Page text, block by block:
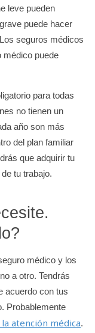
leve pueden
puede hacer
seguros médicos
médico puede
para todas
no tienen un
año son más
del plan familiar
que adquirir tu
tu trabajo.
médico y los
a otro. Tendrás
acuerdo con tus
Probablemente
atención médica.